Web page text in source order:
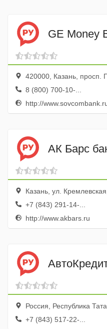
GE Money
420000, Казань,
8 (800) 700-10-...
http://
АК Барс
Казань, ул.
+7 (843) 291-14-...
http://www.akbars.ru
Россия, Республика
+7 (843) 517-22-...